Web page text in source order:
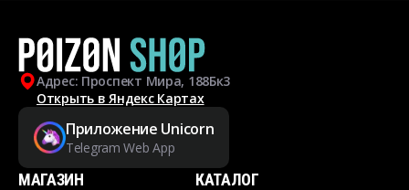
Адрес: Проспект Мира, 188Бк3
Открыть в Яндекс Картах
Приложение Unicorn
Telegram Web App
МАГАЗИН КАТАЛОГ